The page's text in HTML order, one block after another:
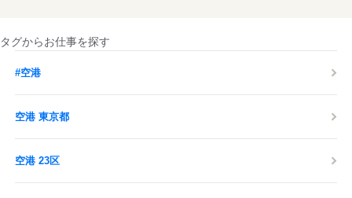
タグからお仕事を探す
#空港
空港 東京都
空港 23区